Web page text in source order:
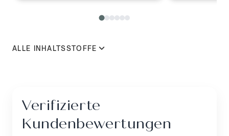
ALLE INHALTSSTOFFE
Verifizierte
Kundenbewertungen